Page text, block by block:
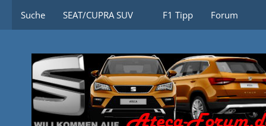
Suche SEAT/CUPRA SUV F1 Tipp Forum